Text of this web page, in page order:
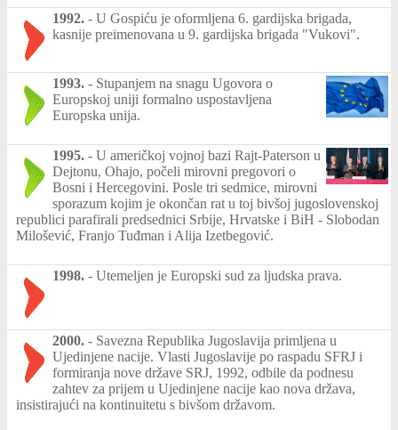
1992. - U Gospiću je oformljena 6. gardijska brigada,
kasnije preimenovana u 9. gardijska brigada "Vukovi".
1993. - Stupanjem na snagu Ugovora o
Europskoj uniji formalno uspostavljena
Europska unija.
1995. - U američkoj vojnoj bazi Rajt-Paterson u
Dejtonu, Ohajo, počeli mirovni pregovori o
Bosni i Hercegovini. Posle tri sedmice, mirovni
sporazum kojim je okončan rat u toj bivšoj jugoslovenskoj
republici parafirali predsednici Srbije, Hrvatske i BiH - Slobodan
Milošević, Franjo Tuđman i Alija Izetbegović.
1998. - Utemeljen je Europski sud za ljudska prava.
2000. - Savezna Republika Jugoslavija primljena u
Ujedinjene nacije. Vlasti Jugoslavije po raspadu SFRJ i
formiranja nove države SRJ, 1992, odbile da podnesu
zahtev za prijem u Ujedinjene nacije kao nova država,
insistirajući na kontinuitetu s bivšom državom.